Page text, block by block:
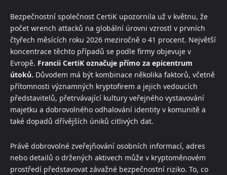
Bezpečnostní společnost CertiK upozornila už v květnu, že
počet wrench attacků na globální úrovni vzrostl v prvních
čtyřech měsících roku 2026 meziročně o 41 procent. Největší
koncentrace těchto případů se podle firmy objevuje v
Evropě. Francii CertiK označuje přímo za epicentrum
útoků. Důvodem má být kombinace několika faktorů, včetně
přítomnosti významných kryptofirem a jejich vedoucích
představitelů, přetrvávající kultury veřejného vystavování
majetku a dobrovolného odhalování identity v komunitě a
také dopadů dřívějších úniků citlivých dat.
Právě dobrovolné zveřejňování osobních informací, adres
nebo detailů o držených aktivech může v kryptoměnovém
prostředí představovat závažné bezpečnostní riziko. To, co